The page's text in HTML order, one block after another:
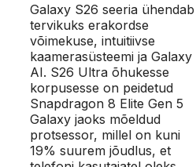
Galaxy S26 seeria ühendab
tervikuks erakordse
võimekuse, intuitiivse
kaamerasüsteemi ja Galaxy
AI. S26 Ultra õhukesse
korpusesse on peidetud
Snapdragon 8 Elite Gen 5
Galaxy jaoks mõeldud
protsessor, millel on kuni
19% suurem jõudlus, et